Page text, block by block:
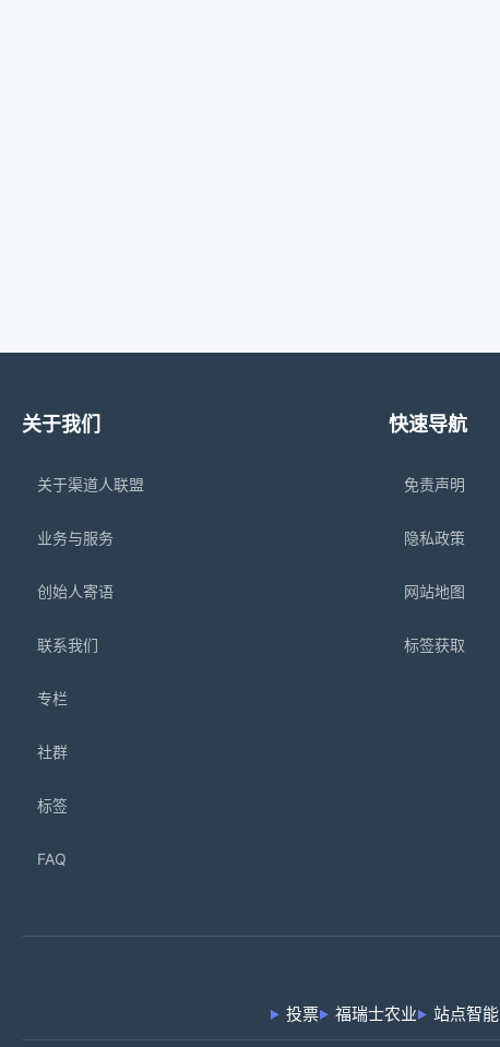
关于我们
关于渠道人联盟
业务与服务
创始人寄语
联系我们
专栏
社群
标签
FAQ
快速导航
免责声明
隐私政策
网站地图
标签获取
投票 福瑞士农业 站点智能